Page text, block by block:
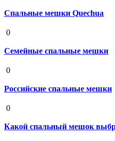
Спальные мешки Quechua
0
Семейные спальные мешки
0
Российские спальные мешки
0
Какой спальный мешок